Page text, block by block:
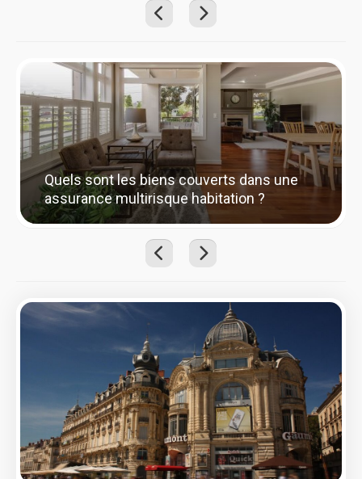
Quels sont les biens couverts dans une
assurance multirisque habitation ?